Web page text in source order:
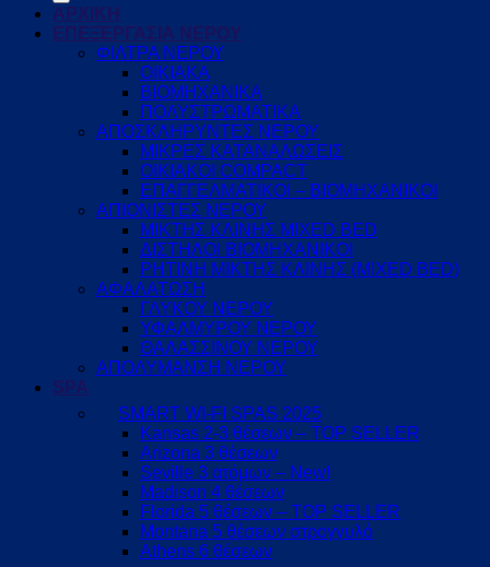
ΑΡΧΙΚΗ
ΕΠΕΞΕΡΓΑΣΙΑ ΝΕΡΟΥ
ΦΙΛΤΡΑ ΝΕΡΟΥ
ΟΙΚΙΑΚΑ
ΒΙΟΜΗΧΑΝΙΚΑ
ΠΟΛΥΣΤΡΩΜΑΤΙΚΑ
ΑΠΟΣΚΛΗΡΥΝΤΕΣ ΝΕΡΟΥ
ΜΙΚΡΕΣ ΚΑΤΑΝΑΛΩΣΕΙΣ
ΟΙΚΙΑΚΟΙ COMPACT
ΕΠΑΓΓΕΛΜΑΤΙΚΟΙ – ΒΙΟΜΗΧΑΝΙΚΟΙ
ΑΠΙΟΝΙΣΤΕΣ ΝΕΡΟΥ
ΜΙΚΤΗΣ ΚΛΙΝΗΣ MIXED BED
ΔΙΣΤΗΛΟΙ ΒΙΟΜΗΧΑΝΙΚΟΙ
ΡΗΤΙΝΗ ΜΙΚΤΗΣ ΚΛΙΝΗΣ (MIXED BED)
ΑΦΑΛΑΤΩΣΗ
ΓΛΥΚΟΥ ΝΕΡΟΥ
ΥΦΑΛΜΥΡΟΥ ΝΕΡΟΥ
ΘΑΛΑΣΣΙΝΟΥ ΝΕΡΟΥ
ΑΠΟΛΥΜΑΝΣΗ ΝΕΡΟΥ
SPA
SMART WI-FI SPAS 2025
Kansas 2-3 θέσεων – TOP SELLER
Arizona 3 θέσεων
Seville 3 ατόμων – New!
Madison 4 θέσεων
Florida 5 θέσεων – TOP SELLER
Montana 5 θέσεων στρογγυλό
Athens 6 θέσεων